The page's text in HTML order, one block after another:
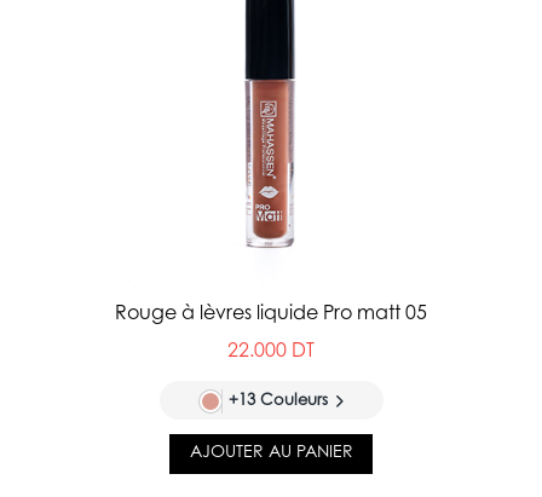
Rouge à lèvres liquide Pro matt 05
22.000 DT
+13 Couleurs
AJOUTER AU PANIER